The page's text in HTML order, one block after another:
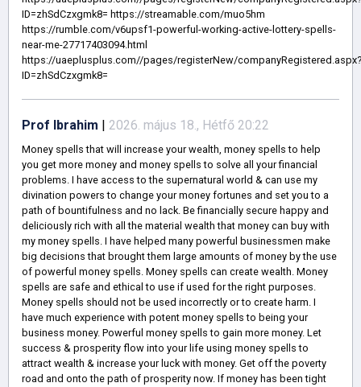
ID=zhSdCzxgmk8= https://streamable.com/muo5hm
https://rumble.com/v6upsf1-powerful-working-active-lottery-spells-
near-me-27717403094.html
https://uaeplusplus.com//pages/registerNew/companyRegistered.aspx?
ID=zhSdCzxgmk8=
Prof Ibrahim | 2026. május 18., Hétfő 20:22
Money spells that will increase your wealth, money spells to help
you get more money and money spells to solve all your financial
problems. I have access to the supernatural world & can use my
divination powers to change your money fortunes and set you to a
path of bountifulness and no lack. Be financially secure happy and
deliciously rich with all the material wealth that money can buy with
my money spells. I have helped many powerful businessmen make
big decisions that brought them large amounts of money by the use
of powerful money spells. Money spells can create wealth. Money
spells are safe and ethical to use if used for the right purposes.
Money spells should not be used incorrectly or to create harm. I
have much experience with potent money spells to being your
business money. Powerful money spells to gain more money. Let
success & prosperity flow into your life using money spells to
attract wealth & increase your luck with money. Get off the poverty
road and onto the path of prosperity now. If money has been tight